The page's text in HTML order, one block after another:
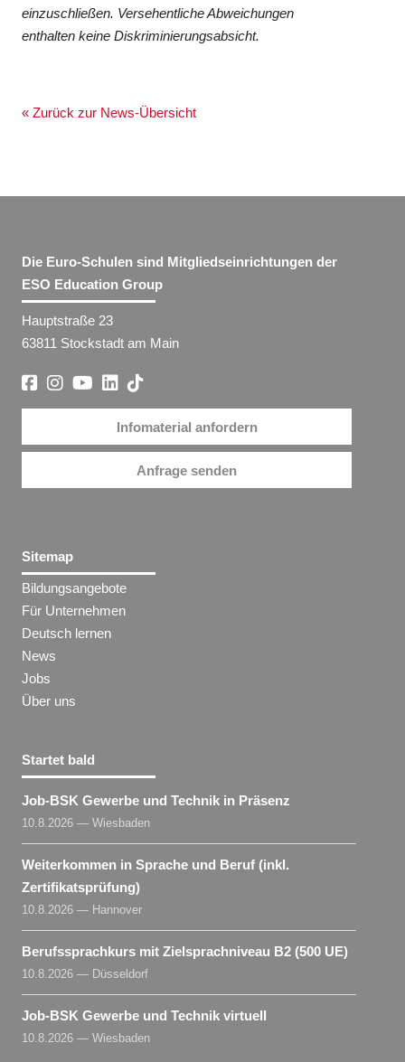
einzuschließen. Versehentliche Abweichungen
enthalten keine Diskriminierungsabsicht.
« Zurück zur News-Übersicht
Die Euro-Schulen sind Mitgliedseinrichtungen der
ESO Education Group
Hauptstraße 23
63811 Stockstadt am Main
Infomaterial anfordern
Anfrage senden
Sitemap
Bildungsangebote
Für Unternehmen
Deutsch lernen
News
Jobs
Über uns
Startet bald
Job-BSK Gewerbe und Technik in Präsenz
10.8.2026 — Wiesbaden
Weiterkommen in Sprache und Beruf (inkl.
Zertifikatsprüfung)
10.8.2026 — Hannover
Berufssprachkurs mit Zielsprachniveau B2 (500 UE)
10.8.2026 — Düsseldorf
Job-BSK Gewerbe und Technik virtuell
10.8.2026 — Wiesbaden